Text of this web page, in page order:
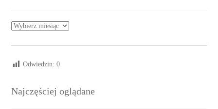
Archiwa
Odwiedzin: 0
Najczęściej oglądane